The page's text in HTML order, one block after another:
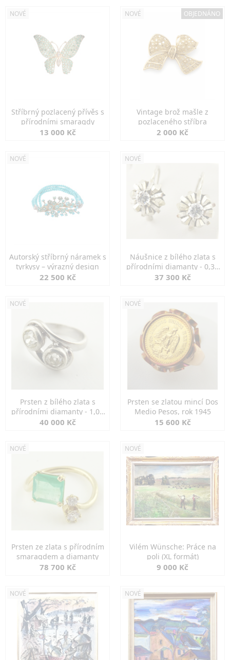
NOVÉ
Stříbrný pozlacený přívěs s
přírodními smaragdy
13 000 Kč
NOVÉ OBJEDNÁNO
Vintage brož mašle z
pozlaceného stříbra
2 000 Kč
NOVÉ
Autorský stříbrný náramek s
tyrkysy – výrazný design
22 500 Kč
NOVÉ
Náušnice z bílého zlata s
přírodními diamanty - 0,30
ct
37 300 Kč
NOVÉ
Prsten z bílého zlata s
přírodními diamanty - 1,00
ct
40 000 Kč
NOVÉ
Prsten se zlatou mincí Dos
Medio Pesos, rok 1945
15 600 Kč
NOVÉ
Prsten ze zlata s přírodním
smaragdem a diamanty
78 700 Kč
NOVÉ
Vilém Wünsche: Práce na
poli (XL formát)
9 000 Kč
NOVÉ NOVÉ